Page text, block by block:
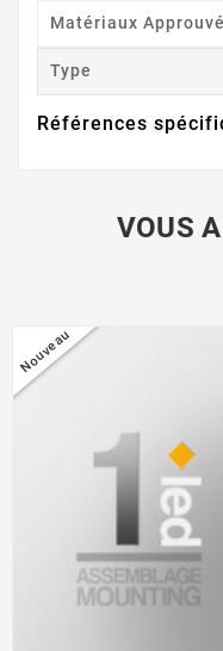
Matériaux Approuvé
Type
Références
VOUS
Nouveau